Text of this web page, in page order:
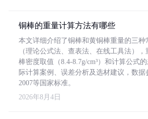
铜棒的重量计算方法有哪些
本文详细介绍了铜棒和黄铜棒重量的三种
（理论公式法、查表法、在线工具法）
棒密度取值（8.4-8.7g/cm³）和计算公式
际计算案例、误差分析及选材建议，数据
2007等国家标准。
2026年8月4日